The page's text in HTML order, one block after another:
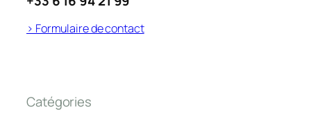
> Formulaire de contact
Catégories